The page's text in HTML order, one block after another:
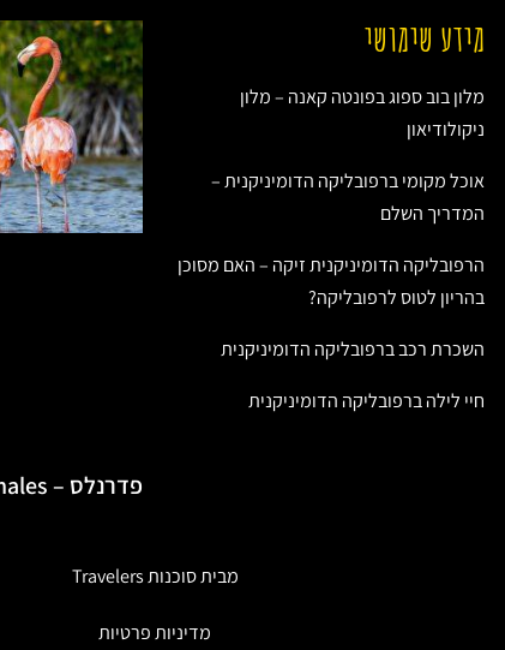
מידע שימושי
מלון בוב ספוג בפונטה קאנה – מלון
ניקולודיאון
אוכל מקומי ברפובליקה הדומיניקנית –
המדריך השלם
הרפובליקה הדומיניקנית זיקה – האם מסוכן
בהריון לטוס לרפובליקה?
השכרת רכב ברפובליקה הדומיניקנית
חיי לילה ברפובליקה הדומיניקנית
פדרנלס – Pedernales
מבית סוכנות Travelers
מדיניות פרטיות